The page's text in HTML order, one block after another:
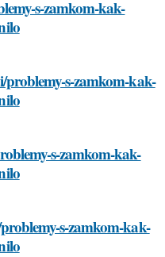
s-zamkom-kak-
s-zamkom-kak-
s-zamkom-kak-
s-zamkom-kak-